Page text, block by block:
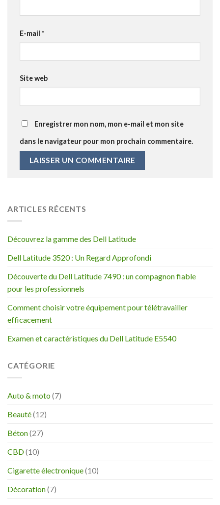
E-mail *
Site web
Enregistrer mon nom, mon e-mail et mon site
dans le navigateur pour mon prochain commentaire.
ARTICLES RÉCENTS
Découvrez la gamme des Dell Latitude
Dell Latitude 3520 : Un Regard Approfondi
Découverte du Dell Latitude 7490 : un compagnon fiable
pour les professionnels
Comment choisir votre équipement pour télétravailler
efficacement
Examen et caractéristiques du Dell Latitude E5540
CATÉGORIE
Auto & moto(7)
Beauté(12)
Béton(27)
CBD(10)
Cigarette électronique(10)
Décoration(7)